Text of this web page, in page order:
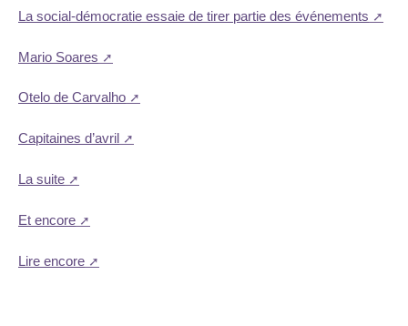
La social-démocratie essaie de tirer partie des événements
Mario Soares
Otelo de Carvalho
Capitaines d’avril
La suite
Et encore
Lire encore